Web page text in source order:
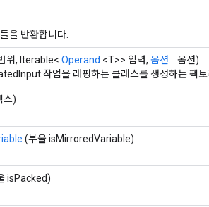
을 반환합니다.
위, Iterable< Operand <T>> 입력, 옵션...
옵션)
작업을 래핑하는 클래스를 생성하는 팩토
스)
(부울 isMirroredVariable)
isPacked)